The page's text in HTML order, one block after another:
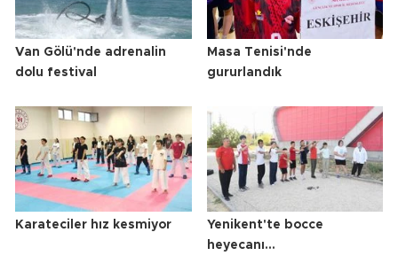
Van Gölü'nde adrenalin
dolu festival
Masa Tenisi'nde
gururlandık
Karateciler hız kesmiyor
Yenikent'te bocce
heyecanı...